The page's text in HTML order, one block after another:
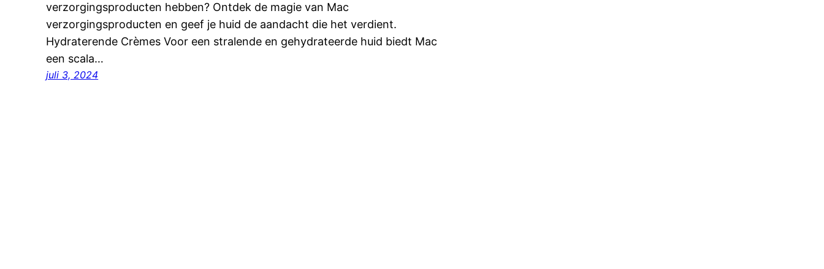
verzorgingsproducten hebben? Ontdek de magie van Mac
verzorgingsproducten en geef je huid de aandacht die het verdient.
Hydraterende Crèmes Voor een stralende en gehydrateerde huid biedt Mac
een scala…
juli 3, 2024